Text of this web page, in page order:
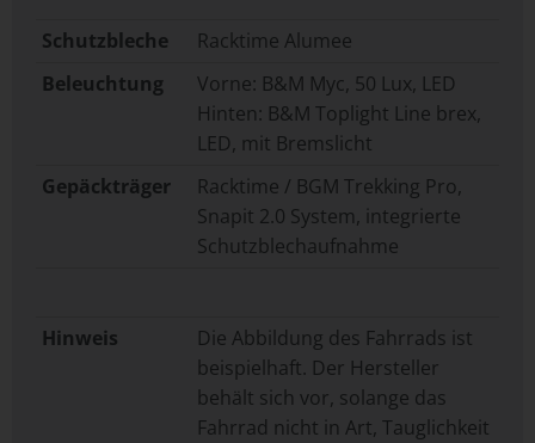
Schutzbleche
Racktime Alumee
Beleuchtung
Vorne: B&M Myc, 50 Lux, LED
Hinten: B&M Toplight Line brex,
LED, mit Bremslicht
Gepäckträger
Racktime / BGM Trekking Pro,
Snapit 2.0 System, integrierte
Schutzblechaufnahme
Hinweis
Die Abbildung des Fahrrads ist
beispielhaft. Der Hersteller
behält sich vor, solange das
Fahrrad nicht in Art, Tauglichkeit